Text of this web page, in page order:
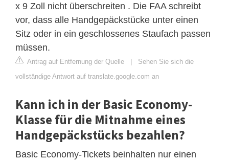
x 9 Zoll nicht überschreiten . Die FAA schreibt
vor, dass alle Handgepäckstücke unter einen
Sitz oder in ein geschlossenes Staufach passen
müssen.
Antrag auf Entfernung der Quelle | Sehen Sie sich die
vollständige Antwort auf translate.google.com an
Kann ich in der Basic Economy-
Klasse für die Mitnahme eines
Handgepäckstücks bezahlen?
Basic Economy-Tickets beinhalten nur einen